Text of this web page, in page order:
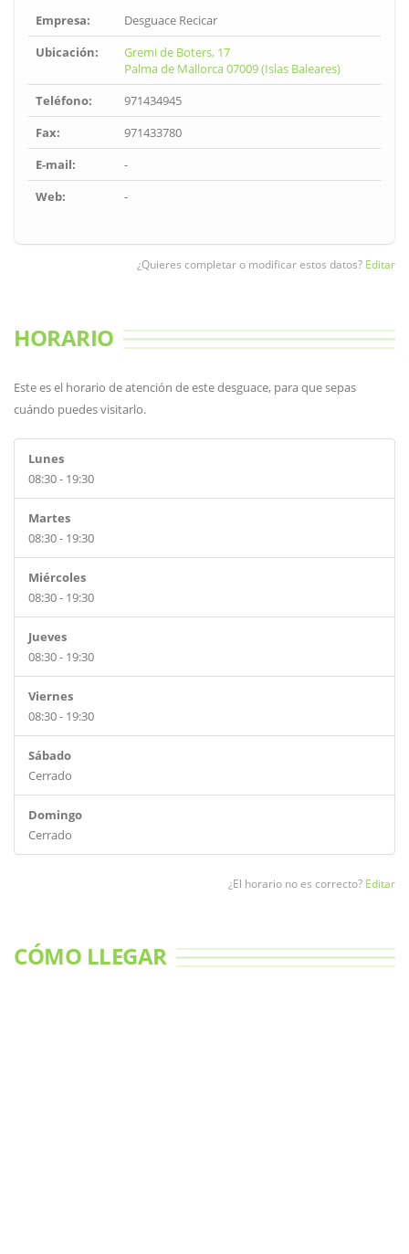
Empresa:
Desguace Recicar
Ubicación:
Gremi de Boters, 17
Palma de Mallorca 07009 (Islas Baleares)
Teléfono:
971434945
Fax:
971433780
E-mail:
-
Web:
-
¿Quieres completar o modificar estos datos? Editar
HORARIO
Este es el horario de atención de este desguace, para que sepas
cuándo puedes visitarlo.
Lunes
08:30 - 19:30
Martes
08:30 - 19:30
Miércoles
08:30 - 19:30
Jueves
08:30 - 19:30
Viernes
08:30 - 19:30
Sábado
Cerrado
Domingo
Cerrado
¿El horario no es correcto? Editar
CÓMO LLEGAR